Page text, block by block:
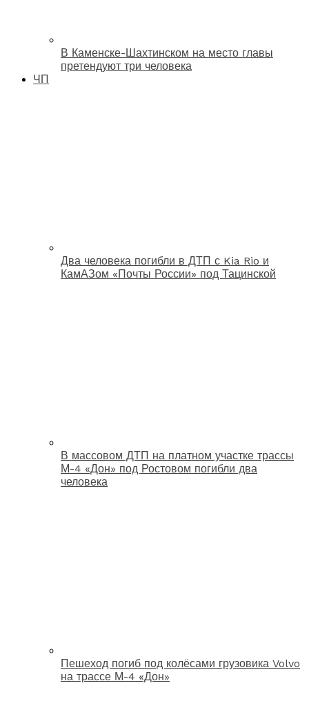
В Каменске-Шахтинском на место главы
претендуют три человека
ЧП
Два человека погибли в ДТП с Kia Rio и
КамАЗом «Почты России» под Тацинской
В массовом ДТП на платном участке трассы
М-4 «Дон» под Ростовом погибли два
человека
Пешеход погиб под колёсами грузовика Volvo
на трассе М-4 «Дон»